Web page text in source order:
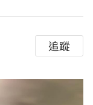
追蹤